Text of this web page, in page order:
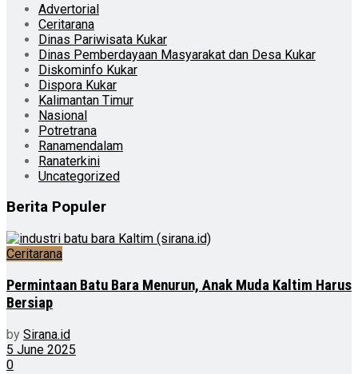
Advertorial
Ceritarana
Dinas Pariwisata Kukar
Dinas Pemberdayaan Masyarakat dan Desa Kukar
Diskominfo Kukar
Dispora Kukar
Kalimantan Timur
Nasional
Potretrana
Ranamendalam
Ranaterkini
Uncategorized
Berita Populer
Ceritarana
Permintaan Batu Bara Menurun, Anak Muda Kaltim Harus
Bersiap
by Sirana.id
5 June 2025
0